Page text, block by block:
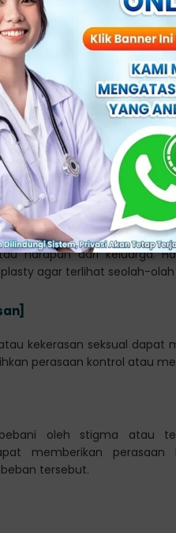
seseorang untuk
berikut:
yang utuh dianggap
memenuhi ekspektasi
harapan dari keluarga.
agar terlihat seolah-
kekerasan seksual dapat
perasaan kontrol atau
oleh stigma atau
memberikan perasaan
tersebut.